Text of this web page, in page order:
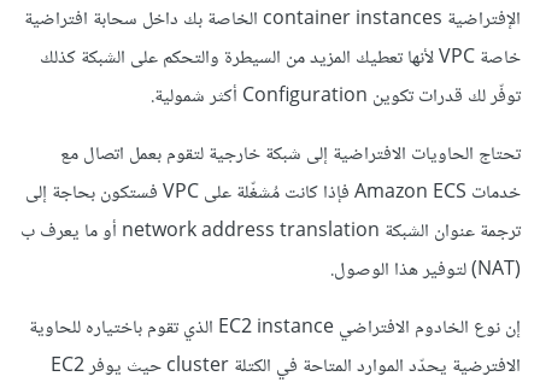
الإفتراضية container instances الخاصة بك داخل سحابة افتراضية
خاصة VPC لأنها تعطيك المزيد من السيطرة والتحكم على الشبكة كذلك
توفّر لك قدرات تكوين Configuration أكثر شمولية.
تحتاج الحاويات الافتراضية إلى شبكة خارجية لتقوم بعمل اتصال مع
خدمات Amazon ECS فإذا كانت مُشغّلة على VPC فستكون بحاجة إلى
ترجمة عنوان الشبكة network address translation أو ما يعرف ب
إن نوع الخادوم الافتراضي EC2 instance الذي تقوم باختياره للحاوية
الافترضية يحدّد الموارد المتاحة في الكتلة cluster حيث يوفر EC2